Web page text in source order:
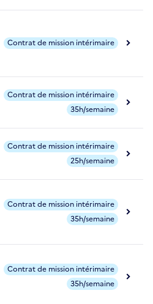
Contrat de mission intérimaire
Contrat de mission intérimaire
35h/semaine
Contrat de mission intérimaire
25h/semaine
Contrat de mission intérimaire
35h/semaine
Contrat de mission intérimaire
35h/semaine